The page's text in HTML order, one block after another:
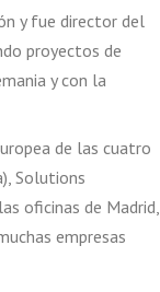
y fue director del
proyectos de
y con la
de las cuatro
Solutions
oficinas de Madrid,
empresas